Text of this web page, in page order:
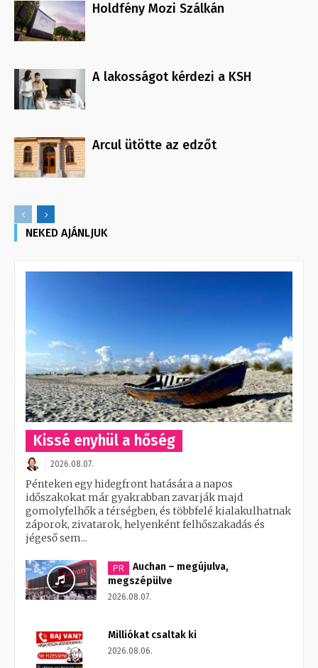
Holdfény Mozi Szálkán
A lakosságot kérdezi a KSH
Arcul ütötte az edzőt
NEKED AJÁNLJUK
Kissé enyhül a hőség
2026.08.07.
Pénteken egy hidegfront hatására a napos
időszakokat már gyakrabban zavarják majd
gomolyfelhők a térségben, és többfelé kialakulhatnak
záporok, zivatarok, helyenként felhőszakadás és
jégeső sem...
PR
Auchan – megújulva,
megszépülve
2026.08.07.
Milliókat csaltak ki
2026.08.06.